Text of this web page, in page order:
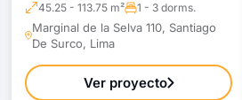
45.25 - 113.75 m² 1 - 3 dorms.
Marginal de la Selva 110, Santiago
De Surco, Lima
Ver proyecto